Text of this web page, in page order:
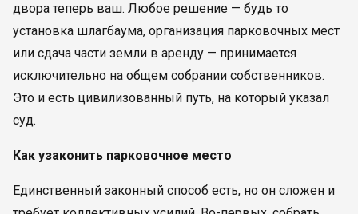
двора теперь ваш. Любое решение — будь то
установка шлагбаума, организация парковочных мест
или сдача части земли в аренду — принимается
исключительно на общем собрании собственников.
Это и есть цивилизованный путь, на который указал
суд.
Как узаконить парковочное место
Единственный законный способ есть, но он сложен и